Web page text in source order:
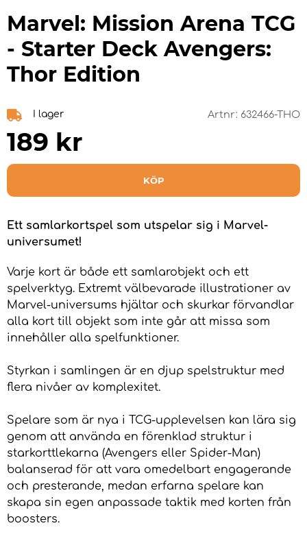
Marvel: Mission Arena TCG
- Starter Deck Avengers:
Thor Edition
I lager Artnr: 632466-THO
189 kr
KÖP
Ett samlarkortspel som utspelar sig i Marvel-
universumet!
Varje kort är både ett samlarobjekt och ett
spelverktyg. Extremt välbevarade illustrationer av
Marvel-universums hjältar och skurkar förvandlar
alla kort till objekt som inte går att missa som
innehåller alla spelfunktioner.
Styrkan i samlingen är en djup spelstruktur med
flera nivåer av komplexitet.
Spelare som är nya i TCG-upplevelsen kan lära sig
genom att använda en förenklad struktur i
starkorttlekarna (Avengers eller Spider-Man)
balanserad för att vara omedelbart engagerande
och presterande, medan erfarna spelare kan
skapa sin egen anpassade taktik med korten från
boosters.